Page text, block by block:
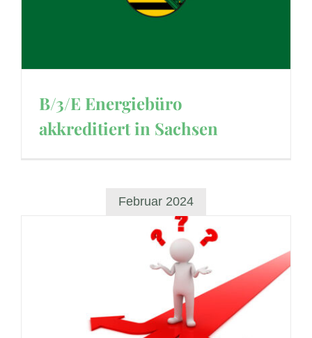
B/3/E Energiebüro
akkreditiert in Sachsen
Februar 2024